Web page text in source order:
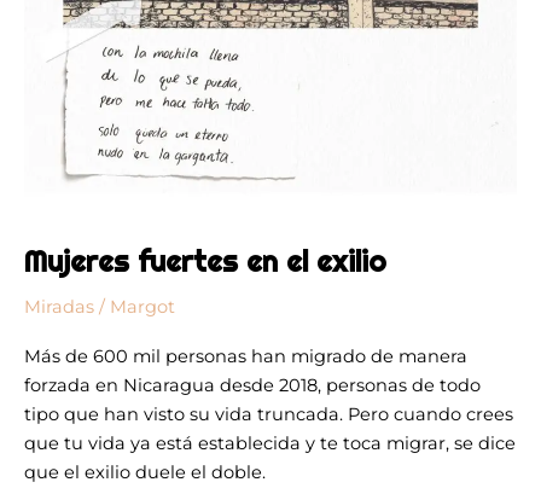
Mujeres fuertes en el exilio
Miradas / Margot
Más de 600 mil personas han migrado de manera
forzada en Nicaragua desde 2018, personas de todo
tipo que han visto su vida truncada. Pero cuando crees
que tu vida ya está establecida y te toca migrar, se dice
que el exilio duele el doble.